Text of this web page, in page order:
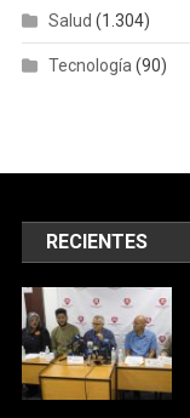
Salud (1.304)
Tecnología (90)
RECIENTES